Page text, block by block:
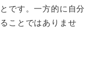
です。一方的に自分
ことではありませ